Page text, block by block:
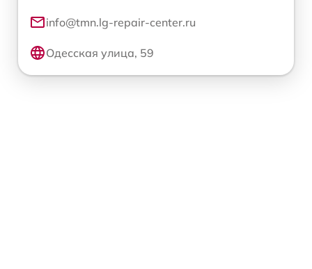
info@tmn.lg-repair-center.ru
Одесская улица, 59